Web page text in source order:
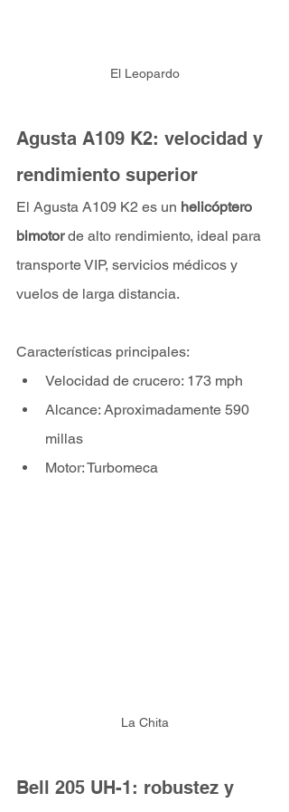
El Leopardo
Agusta A109 K2: velocidad y
rendimiento superior
El Agusta A109 K2 es un helicóptero
bimotor de alto rendimiento, ideal para
transporte VIP, servicios médicos y
vuelos de larga distancia.
Características principales:
Velocidad de crucero: 173 mph
Alcance: Aproximadamente 590
millas
Motor: Turbomeca
La Chita
Bell 205 UH-1: robustez y